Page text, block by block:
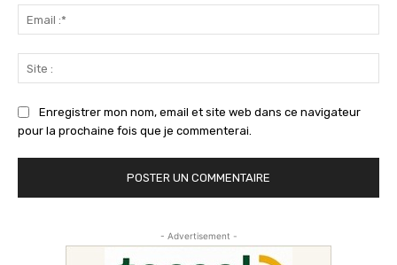
Enregistrer mon nom, email et site web dans ce navigateur
pour la prochaine fois que je commenterai.
- Advertisement -